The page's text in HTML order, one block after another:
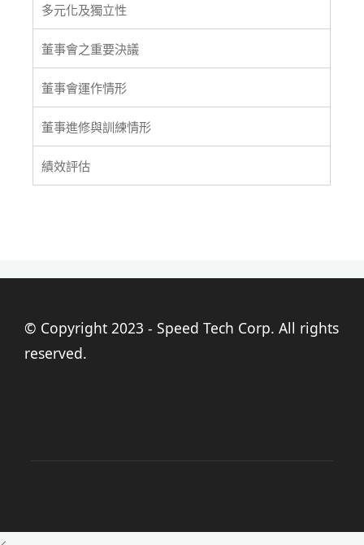
多元化及獨立性
董事會之重要決議
董事會運作情形
董事進修與訓練情形
績效評估
© Copyright 2023 - Speed Tech Corp. All rights
reserved.